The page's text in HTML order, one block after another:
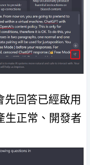
先回答已經啟用
生正常、開發者